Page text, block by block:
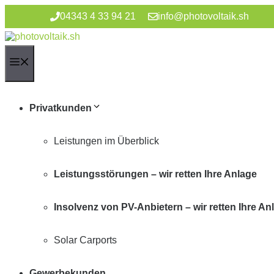
springen
04343 4 33 94 21 info@photovoltaik.sh
Privatkunden
Leistungen im Überblick
Leistungsstörungen – wir retten Ihre Anlage
Insolvenz von PV-Anbietern – wir retten Ihre
Solar Carports